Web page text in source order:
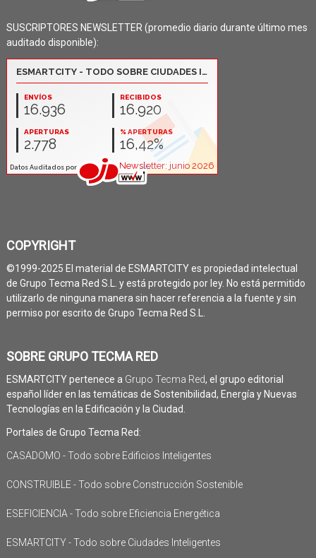
SUSCRIPTORES NEWSLETTER (promedio diario durante último mes
auditado disponible):
COPYRIGHT
©1999-2025 El material de ESMARTCITY es propiedad intelectual
de Grupo Tecma Red S.L. y está protegido por ley. No está permitido
utilizarlo de ninguna manera sin hacer referencia a la fuente y sin
permiso por escrito de Grupo Tecma Red S.L.
SOBRE GRUPO TECMA RED
ESMARTCITY pertenece a Grupo Tecma Red, el grupo editorial
español líder en las temáticas de Sostenibilidad, Energía y Nuevas
Tecnologías en la Edificación y la Ciudad.
Portales de Grupo Tecma Red:
CASADOMO - Todo sobre Edificios Inteligentes
CONSTRUIBLE - Todo sobre Construcción Sostenible
ESEFICIENCIA - Todo sobre Eficiencia Energética
ESMARTCITY - Todo sobre Ciudades Inteligentes